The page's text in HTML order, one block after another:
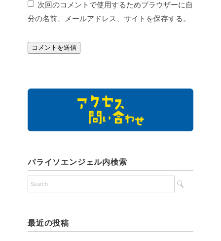
次回のコメントで使用するためブラウザーに自
分の名前、メールアドレス、サイトを保存する。
パライソエンジェル内検索
最近の投稿